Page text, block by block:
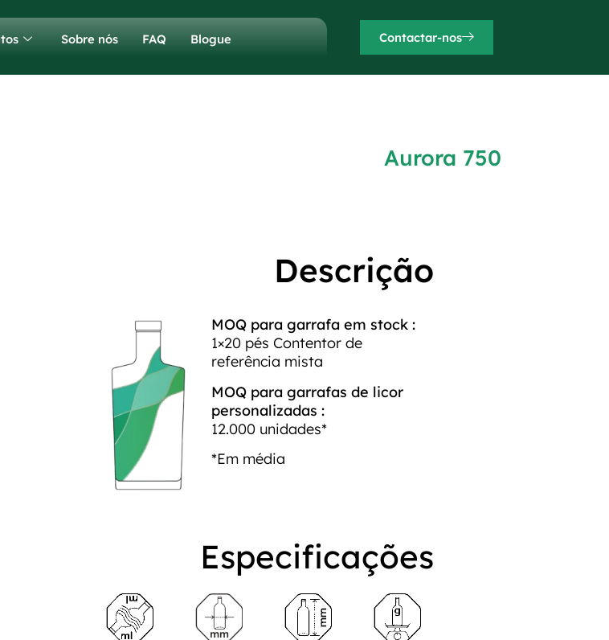
Sobre nós FAQ Blogue Contactar-nos
Aurora 750
Descrição
MOQ para garrafa em stock :
1×20 pés Contentor de
referência mista
MOQ para garrafas de licor
personalizadas :
12.000 unidades*
*Em média
Especificações